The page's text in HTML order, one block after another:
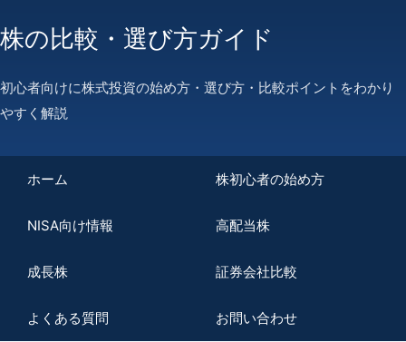
株の比較・選び方ガイド
初心者向けに株式投資の始め方・選び方・比較ポイントをわかり
やすく解説
ホーム 株初心者の始め方
NISA向け情報 高配当株
成長株 証券会社比較
よくある質問 お問い合わせ